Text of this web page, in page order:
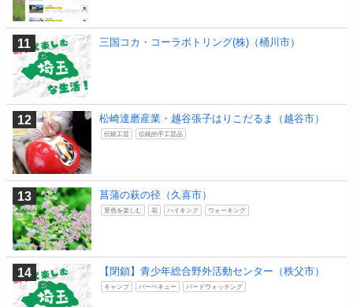
三国コカ・コーラボトリング(株)（桶川市）
松崎達磨産業・越谷張子はりこだるま（越谷市）
伝統工芸 伝統的手工芸品
菖蒲の萩の径（久喜市）
景色を楽しむ 花 ハイキング ウォーキング
【閉鎖】青少年総合野外活動センター（秩父市）
キャンプ バーベキュー バードウォッチング